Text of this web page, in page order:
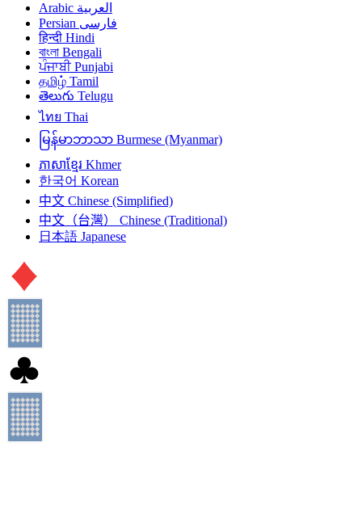
العربية Arabic
فارسی Persian
हिन्दी Hindi
বাংলা Bengali
ਪੰਜਾਬੀ Punjabi
தமிழ் Tamil
తెలుగు Telugu
ไทย Thai
မြန်မာဘာသာ Burmese (Myanmar)
ភាសាខ្មែរ Khmer
한국어 Korean
中文 Chinese (Simplified)
中文（台灣）
Chinese (Traditional)
日本語 Japanese